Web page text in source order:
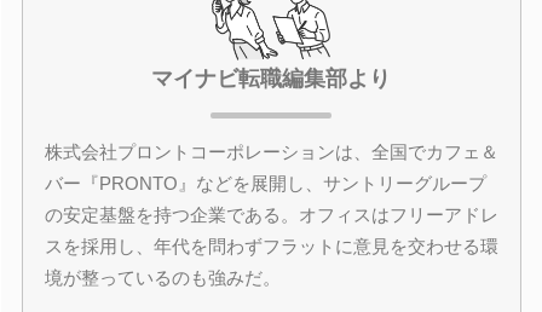
マイナビ転職編集部より
株式会社プロントコーポレーションは、全国でカフェ＆
バー『PRONTO』などを展開し、サントリーグループ
の安定基盤を持つ企業である。オフィスはフリーアドレ
スを採用し、年代を問わずフラットに意見を交わせる環
境が整っているのも強みだ。